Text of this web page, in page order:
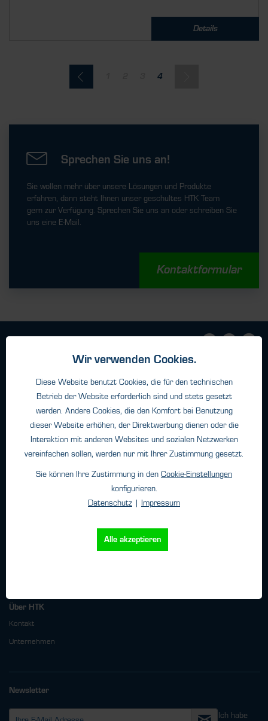
Details
4
Sprechen Sie uns an!
Sie wollen mehr über unsere Lösungen und Produkte
erfahren, dann steht Ihnen unser geschultes HTK Team
gern zur Verfügung. Sprechen Sie uns an oder schreiben Sie
uns eine E-Mail.
Kontaktformular
Datenschutz
Impressum
Kontakt
Über HTK
Kontakt
Unternehmen
Newsletter
Ich habe
Wir verwenden Cookies.
Diese Website benutzt Cookies, die für den technischen
Betrieb der Website erforderlich sind und stets gesetzt
werden. Andere Cookies, die den Komfort bei Benutzung
dieser Website erhöhen, der Direktwerbung dienen oder die
Interaktion mit anderen Websites und sozialen Netzwerken
vereinfachen sollen, werden nur mit Ihrer Zustimmung gesetzt.
Sie können Ihre Zustimmung in den Cookie-Einstellungen
konfigurieren.
Datenschutz
Impressum
Alle akzeptieren